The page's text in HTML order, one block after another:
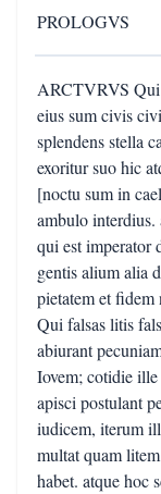
PROLOGVS
ARCTVRVS Qui
eius sum civis
splendens stella
exoritur suo hic
[noctu sum in
ambulo interdius.
qui est imperator
gentis alium alia
pietatem et fidem
Qui falsas litis
abiurant
Iovem; cotidie
apisci postulant
iudicem, iterum
multat quam
habet. atque hoc